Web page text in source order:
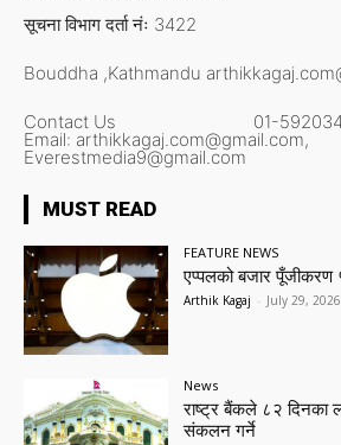
सूचना विभाग दर्ता नंः 3422
Bouddha ,Kathmandu
Contact Us 01-
Email: arthikkagaj.com@gmail.com,
Everestmedia9@gmail.com
MUST READ
FEATURE NEWS
एप्पलको बजार पूँजीकरण
Arthik Kagaj - July 29, 2026
News
राष्ट्र बैंकले ८२ दिनका
संकलन गर्ने